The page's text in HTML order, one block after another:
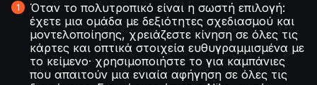
Όταν το πολυτροπικό είναι η σωστή επιλογή:
έχετε μια ομάδα με δεξιότητες σχεδιασμού και
μοντελοποίησης, χρειάζεστε κίνηση σε όλες τις
κάρτες και οπτικά στοιχεία ευθυγραμμισμένα με
το κείμενο· χρησιμοποιήστε το για καμπάνιες
που απαιτούν μια ενιαία αφήγηση σε όλες τις